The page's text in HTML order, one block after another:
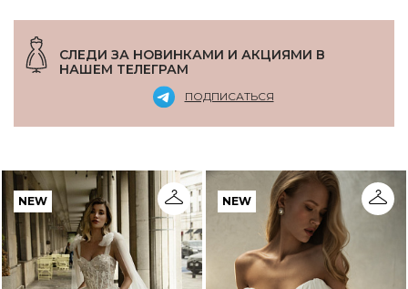
СЛЕДИ ЗА НОВИНКАМИ И АКЦИЯМИ В
НАШЕМ ТЕЛЕГРАМ
ПОДПИСАТЬСЯ
NEW NEW